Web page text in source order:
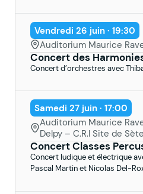
Vendredi 26 juin · 19:30
Auditorium Maurice
Concert des
Concert d’orchestres avec
Samedi 27 juin · 17:00
Auditorium Maurice
Delpy – C.R.I Site de Sète
Concert Classes
Concert ludique et électrique
Pascal Martin et Nicolas Del-